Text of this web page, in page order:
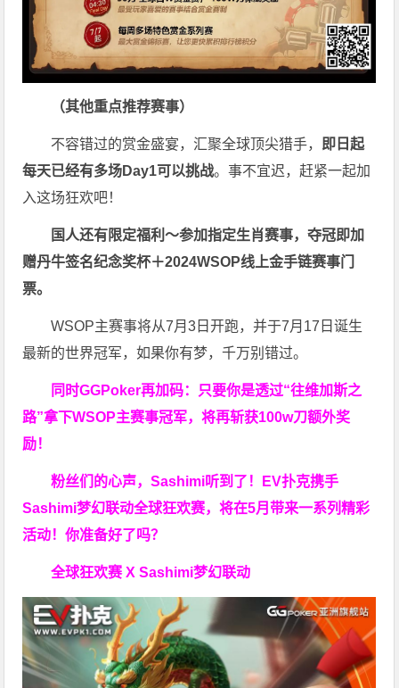
（其他重点推荐赛事）
不容错过的赏金盛宴，汇聚全球顶尖猎手， 即日起
每天已经有多场Day1可以挑战。事不宜迟，赶紧一起加
入这场狂欢吧！
国人还有限定福利～参加指定生肖赛事，夺冠即加
赠丹牛签名纪念奖杯＋2024WSOP线上金手链赛事门
票。
WSOP主赛事将从7月3日开跑，并于7月17日诞生
最新的世界冠军，如果你有梦，千万别错过。
同时GGPoker再加码：只要你是透过“往维加斯之
路”拿下WSOP主赛事冠军，将再斩获100w刀额外奖
励！
粉丝们的心声，Sashimi听到了！EV扑克携手
Sashimi梦幻联动全球狂欢赛，将在5月带来一系列精彩
活动！你准备好了吗？
全球狂欢赛 X Sashimi梦幻联动